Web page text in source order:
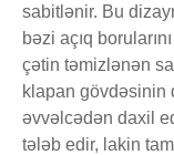
sabitlənir. Bu
bəzi açıq
çətin təmizlənən
klapan gövdəsinin
əvvəlcədən daxil
tələb edir, lakin